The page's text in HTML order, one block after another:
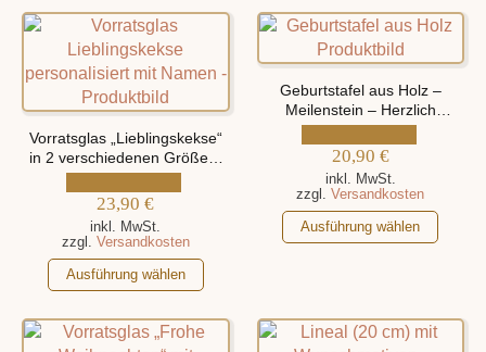
werden
werden
weist
mehrere
Varianten
auf.
Die
Optionen
können
auf
Produktseite
gewählt
werden
mehrere
Varianten
auf.
Die
Optionen
können
Produktseite
gewählt
werden
Vorratsglas „Lieblingskekse“
in 2 verschiedenen Größen,
personalisiert mit Namen
23,90€
inkl. MwSt.
zzgl. Versandkosten
Ausführung wählen
Dieses
Produkt
weist
mehrere
Geburtstafel aus Holz –
Meilenstein – Herzlich
Willkommen auf der Welt,
personalisiert mit Namen und
Geburtsdaten
20,90 €
inkl. MwSt.
zzgl.Versandkosten
Ausführung wählen
Dieses
Produkt
Varianten
auf.